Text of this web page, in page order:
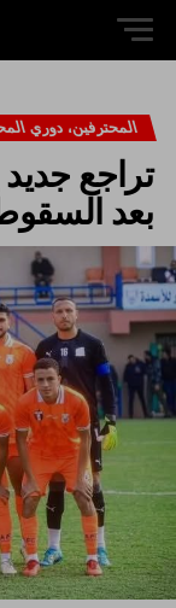
المحترفين، دوري
تراجع
بعد السقوط